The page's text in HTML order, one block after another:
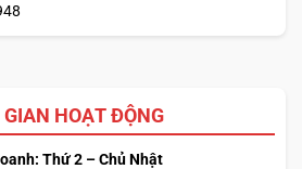
HOẠT ĐỘNG
Thứ 2 – Chủ Nhật